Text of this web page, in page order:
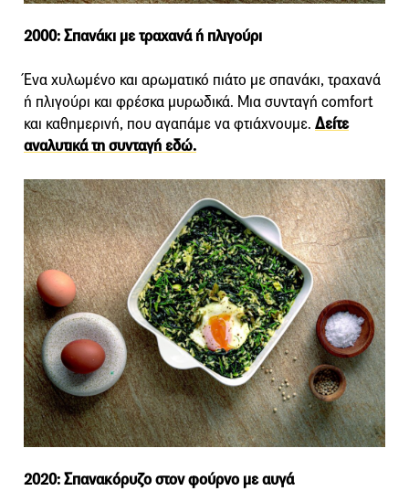
2000: Σπανάκι με τραχανά ή πλιγούρι
Ένα χυλωμένο και αρωματικό πιάτο με σπανάκι, τραχανά
ή πλιγούρι και φρέσκα μυρωδικά. Μια συνταγή comfort
και καθημερινή, που αγαπάμε να φτιάχνουμε. Δείτε
αναλυτικά τη συνταγή εδώ.
2020: Σπανακόρυζο στον φούρνο με αυγά